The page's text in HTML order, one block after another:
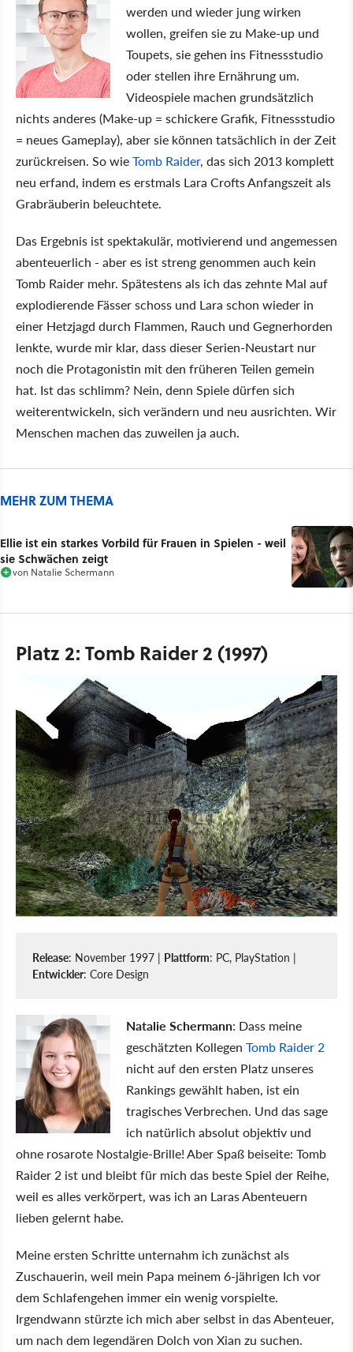
werden und wieder jung wirken
wollen, greifen sie zu Make-up und
Toupets, sie gehen ins Fitnessstudio
oder stellen ihre Ernährung um.
Videospiele machen grundsätzlich
nichts anderes (Make-up = schickere Grafik, Fitnessstudio
= neues Gameplay), aber sie können tatsächlich in der Zeit
zurückreisen. So wieTomb Raider, das sich 2013 komplett
neu erfand, indem es erstmals Lara Crofts Anfangszeit als
Grabräuberin beleuchtete.
Das Ergebnis ist spektakulär, motivierend und angemessen
abenteuerlich - aber es ist streng genommen auch kein
Tomb Raider mehr. Spätestens als ich das zehnte Mal auf
explodierende Fässer schoss und Lara schon wieder in
einer Hetzjagd durch Flammen, Rauch und Gegnerhorden
lenkte, wurde mir klar, dass dieser Serien-Neustart nur
noch die Protagonistin mit den früheren Teilen gemein
hat. Ist das schlimm? Nein, denn Spiele dürfen sich
weiterentwickeln, sich verändern und neu ausrichten. Wir
Menschen machen das zuweilen ja auch.
MEHR ZUM THEMA
Ellie ist ein starkes Vorbild für Frauen in Spielen - weil
sie Schwächen zeigt
von Natalie Schermann
Platz 2: Tomb Raider 2 (1997)
Release: November 1997 | Plattform: PC, PlayStation |
Entwickler: Core Design
Natalie Schermann: Dass meine
geschätzten Kollegen Tomb Raider 2
nicht auf den ersten Platz unseres
Rankings gewählt haben, ist ein
tragisches Verbrechen. Und das sage
ich natürlich absolut objektiv und
ohne rosarote Nostalgie-Brille! Aber Spaß beiseite: Tomb
Raider 2 ist und bleibt für mich das beste Spiel der Reihe,
weil es alles verkörpert, was ich an Laras Abenteuern
lieben gelernt habe.
Meine ersten Schritte unternahm ich zunächst als
Zuschauerin, weil mein Papa meinem 6-jährigen Ich vor
dem Schlafengehen immer ein wenig vorspielte.
Irgendwann stürzte ich mich aber selbst in das Abenteuer,
um nach dem legendären Dolch von Xian zu suchen.